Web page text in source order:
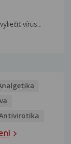
vírus...